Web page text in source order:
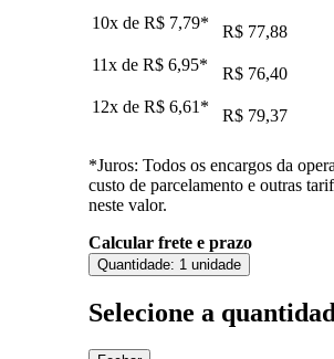
10x de R$ 7,79*
R$ 77,88
11x de R$ 6,95*
R$ 76,40
12x de R$ 6,61 * R$ 79,37
*Juros: Todos os encargos da
custo de parcelamento e outras
neste valor.
Calcular frete e prazo
Quantidade: 1 unidade
Selecione a